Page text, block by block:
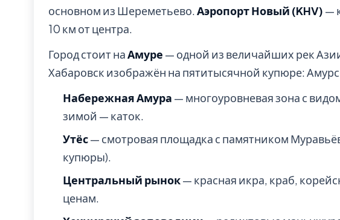
основном из Шереметьево.Аэропорт Новый (KHV) —
10 км от центра.
Город стоит наАмуре — одной из величайших рек
Хабаровск изображён на пятитысячной купюре:
Набережная Амура — многоуровневая зона с
зимой — каток.
Утёс— смотровая площадка с памятником
купюры).
Центральный рынок— красная икра, краб,
ценам.